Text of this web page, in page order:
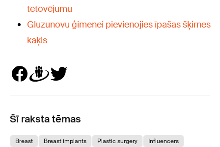
tetovējumu
Gluzunovu ģimenei pievienojies īpašas šķirnes
kaķis
Šī raksta tēmas
Breast Breast implants Plastic surgery Influencers